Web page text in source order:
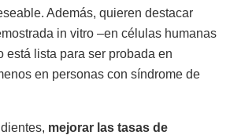
Además, quieren destacar
in vitro –en células humanas
está lista para ser probada en
en personas con síndrome de
mejorar las tasas de